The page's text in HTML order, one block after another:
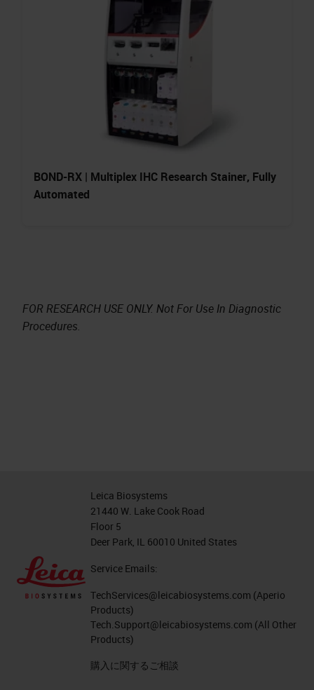
BOND-RX | Multiplex IHC Research Stainer, Fully
Automated
FOR RESEARCH USE ONLY. Not For Use In Diagnostic
Procedures.
Leica Biosystems
21440 W. Lake Cook Road
Floor 5
Deer Park, IL 60010 United States
Service Emails:
TechServices@leicabiosystems.com (Aperio
Products)
Tech.Support@leicabiosystems.com (All Other
Products)
購入に関するご相談